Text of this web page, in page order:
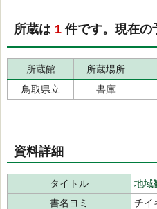
所蔵は 1 件です。現在の
所蔵館 所蔵場所
鳥取県立
書庫
資料詳細
タイトル
地域
書名ヨミ
チ